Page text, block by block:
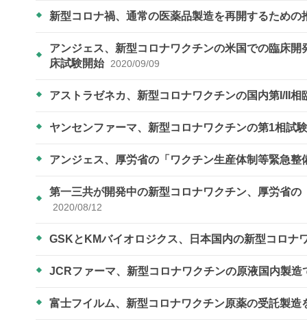
新型コロナ禍、通常の医薬品製造を再開するため
アンジェス、新型コロナワクチンの米国での臨床
床試験開始 2020/09/09
アストラゼネカ、新型コロナワクチンの国内第I/II
ヤンセンファーマ、新型コロナワクチンの第1相試
アンジェス、厚労省の「ワクチン生産体制等緊急
第一三共が開発中の新型コロナワクチン、厚労省
2020/08/12
GSKとKMバイオロジクス、日本国内の新型コロナ
JCRファーマ、新型コロナワクチンの原液国内製
富士フイルム、新型コロナワクチン原薬の受託製